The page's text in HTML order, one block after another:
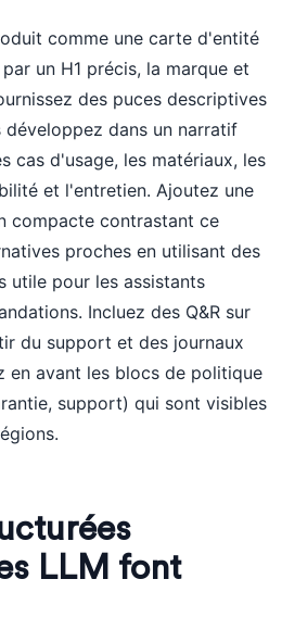
comme une carte d'entité
un H1 précis, la marque et
des puces descriptives
développez dans un narratif
cas d'usage, les matériaux, les
et l'entretien. Ajoutez une
compacte contrastant ce
proches en utilisant des
utile pour les assistants
Incluez des Q&R sur
du support et des journaux
en avant les blocs de politique
support) qui sont visibles
LLM font